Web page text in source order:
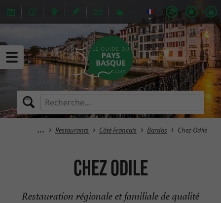
Restaurants Côté Français Bardos Chez Odile
Chez Odile
Restauration régionale et familiale de qualité